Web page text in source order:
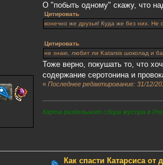
О "побыть одному" скажу, что
Цитировать
конечно же друзья! Куда же без них. Не
Цитировать
не знаю, любит ли Katarsis шоколад и
Тоже верно, покушать то, что
содержание серотонина и
«Последнее редактирование: 31/12/
Карта раздельного сбора мусора в
Как спасти Катарсиса от